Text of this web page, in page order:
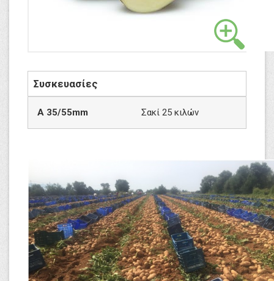
Συσκευασίες
A 35/55mm Σακί 25 κιλών